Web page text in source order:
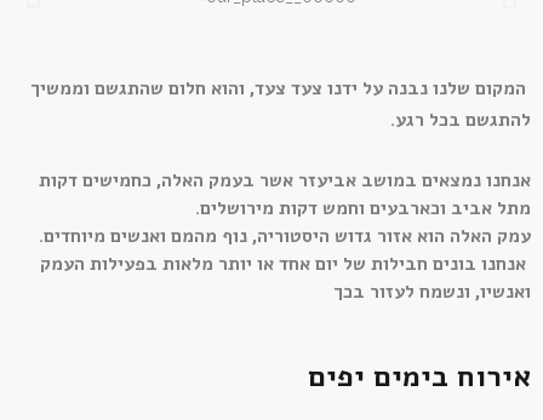
המקום שלנו נבנה על ידנו צעד צעד, והוא חלום שהתגשם וממשיך
להתגשם בכל רגע.
אנחנו נמצאים במושב אביעזר אשר בעמק האלה, כחמישים דקות
מתל אביב וכארבעים וחמש דקות מירושלים.
עמק האלה הוא אזור גדוש היסטוריה, נוף מהמם ואנשים מיוחדים.
אנחנו בונים חבילות של יום אחד או יותר מלאות בפעילות העמק
ואנשיו, ונשמח לעזור בכך
אירוח בימים יפים